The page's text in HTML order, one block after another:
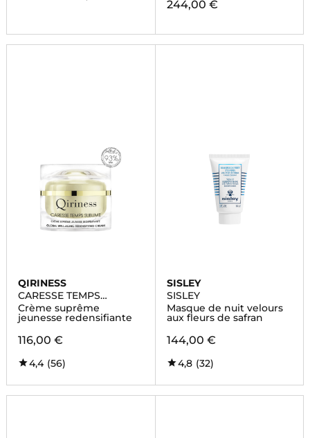
244,00 €
QIRINESS
CARESSE TEMPS
SUBLIME
Crème suprême
jeunesse redensifiante
116,00 €
4,4 (56)
SISLEY
SISLEY
Masque de nuit velours
aux fleurs de safran
144,00 €
4,8 (32)